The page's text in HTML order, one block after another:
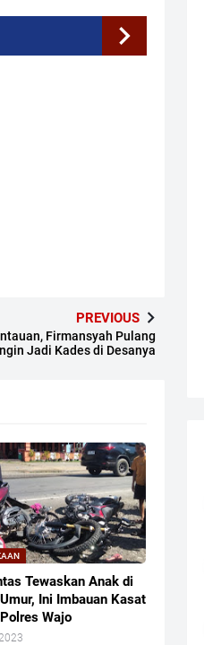
PREVIOUS
Firmansyah Pulang
Jadi Kades di Desanya
Tewaskan Anak di
Ini Imbauan Kasat
Wajo